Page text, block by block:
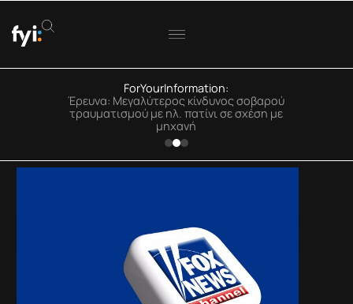
ForYourInformation:
Έρευνα: Μεγαλύτερος κίνδυνος σοβαρού
τραυματισμού με ηλ. πατίνι σε σχέση με
μηχανή
ΟΟΣΑ: Στην Ελλάδα η μεγαλύτερη πτώση
πραγματικού εισοδήματος